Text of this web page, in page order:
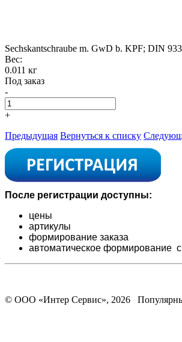
Sechskantschraube m. GwD b. KPF; DIN
Вес:
0.011 кг
Под заказ
-
+
Предыдущая Вернуться к списку
После регистрации доступны:
цены
артикулы
формирование заказа
автоматическое формирование
© ООО «Интер Сервис», 2026